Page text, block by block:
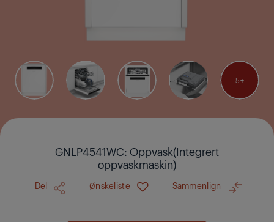
5
GNLP4541WC: Oppvask(Integrert
oppvaskmaskin)
Del Ønskeliste Sammenlign